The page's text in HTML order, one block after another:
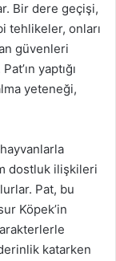
Bir dere geçişi,
tehlikeler, onları
güvenleri
yaptığı
yeteneği,
dostluk ilişkileri
Pat, bu
Köpek’in
katarken